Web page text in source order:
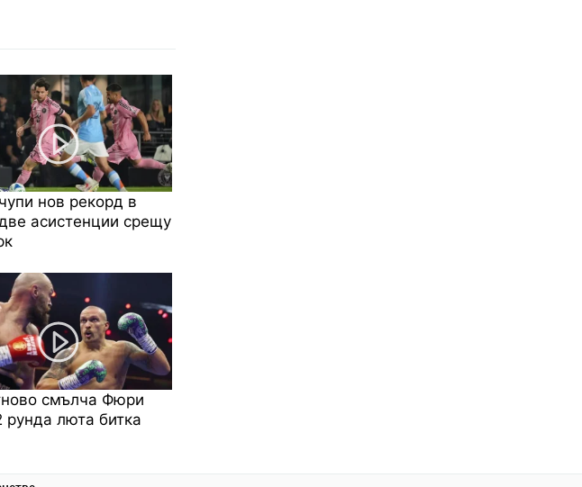
нов рекорд в
асистенции срещу
смълча Фюри
рунда люта битка